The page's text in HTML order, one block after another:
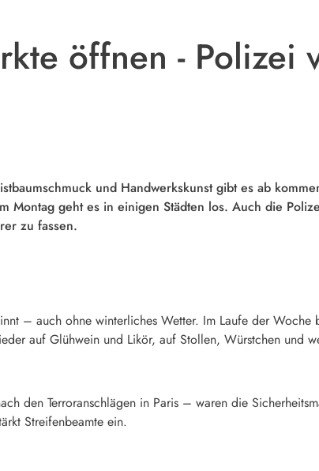
öffnen - Polizei
und Handwerkskunst gibt es ab
Montag geht es in einigen Städten los. Auch die
zu fassen.
– auch ohne winterliches Wetter. Im Laufe der
auf Glühwein und Likör, auf Stollen, Würstchen und
den Terroranschlägen in Paris – waren die
Streifenbeamte ein.